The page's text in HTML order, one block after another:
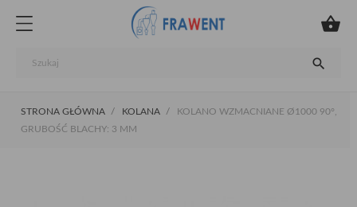


STRONA GŁÓWNA KOLANA
KOLANO WZMACNIANE Ø1000 90°,
GRUBOŚĆ BLACHY: 3 MM